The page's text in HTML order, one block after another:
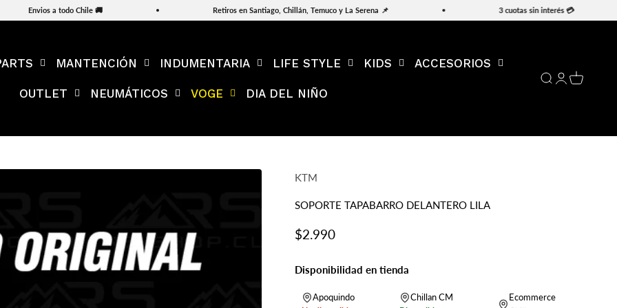
Envios a todo Chile 🚚 Retiros en Santiago, Chillán, Temuco y La Serena 📌 3 cuotas sin interés 💳
MANTENCIÓN INDUMENTARIA LIFE STYLE KIDS ACCESORIOS
OUTLET NEUMÁTICOS VOGE DIA DEL NIÑO
Abrir búsqueda
Abrir página
Abrir
KTM
SOPORTE TAPABARRO DELANTERO LILA
Precio de oferta
$2.990
Disponibilidad en tienda
Apoquindo Chillan CM
Ecommerce